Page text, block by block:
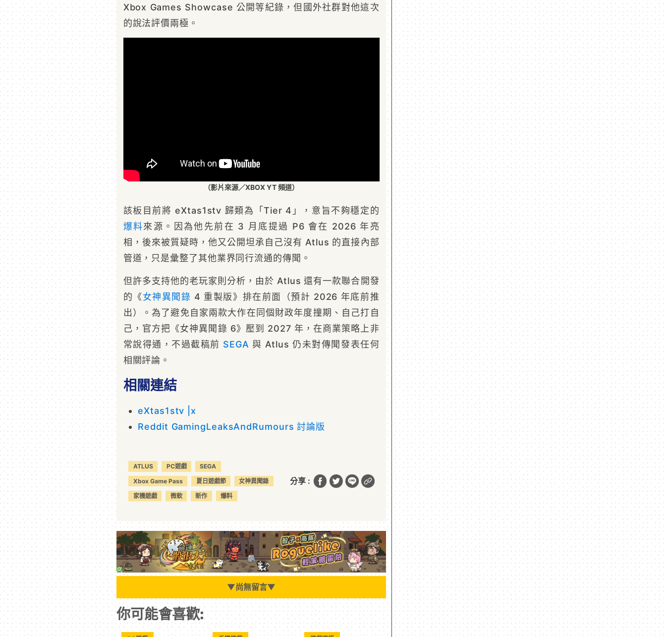
Xbox Games Showcase 公開等紀錄，但國外社群對他這次
的說法評價兩極。
（影片來源／XBOX YT 頻道）
該板目前將 eXtas1stv 歸類為「Tier 4」，意旨不夠穩定的
爆料來源。因為他先前在 3 月底提過 P6 會在 2026 年亮
相，後來被質疑時，他又公開坦承自己沒有 Atlus 的直接內部
管道，只是彙整了其他業界同行流通的傳聞。
但許多支持他的老玩家則分析，由於 Atlus 還有一款聯合開發
的《女神異聞錄 4 重製版》排在前面（預計 2026 年底前推
出）。為了避免自家兩款大作在同個財政年度撞期、自己打自
己，官方把《女神異聞錄 6》壓到 2027 年，在商業策略上非
常說得通，不過截稿前 SEGA 與 Atlus 仍未對傳聞發表任何
相關評論。
相關連結
eXtas1stv |x
Reddit GamingLeaksAndRumours 討論版
ATLUS PC遊戲
SEGA
Xbox Game Pass
夏日遊戲節
女神異聞錄
家機遊戲
微軟 新作 爆料
分享 :
▼尚無留言▼
你可能會喜歡: